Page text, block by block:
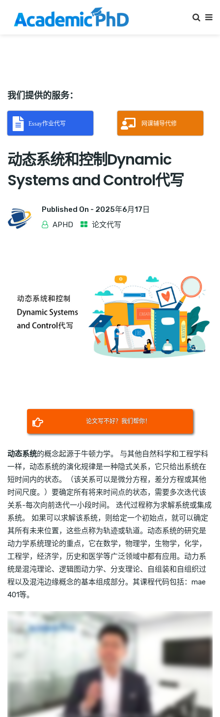
我们提供的服务：
Essay作业代写 网课辅导代修
动态系统和控制Dynamic
Systems and Control代写
Published On - 2025年6月17日
APHD
论文代写
论文写不好？我们帮你！
动态系统的概念起源于牛顿力学。 与其他自然科学和工程学科
一样，动态系统的演化规律是一种隐式关系，它只给出系统在
短时间内的状态。（该关系可以是微分方程，差分方程或其他
时间尺度。）要确定所有将来时间点的状态，需要多次迭代该
关系-每次向前迭代一小段时间。 迭代过程称为求解系统或集成
系统。 如果可以求解该系统，则给定一个初始点，就可以确定
其所有未来位置，这些点称为轨迹或轨道。动态系统的研究是
动力学系统理论的重点，它在数学，物理学，生物学，化学，
工程学，经济学，历史和医学等广泛领域中都有应用。动力系
统是混沌理论、逻辑图动力学、分支理论、自组装和自组织过
程以及混沌边缘概念的基本组成部分。其课程代码包括：mae
401等。